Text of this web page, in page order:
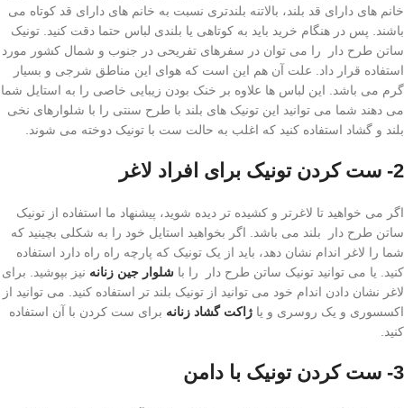
خانم های دارای قد بلند، بالاتنه بلندتری نسبت به خانم های دارای قد کوتاه می
باشند. پس در هنگام خرید باید به کوتاهی یا بلندی لباس حتما دقت کنید. تونیک
ساتن طرح دار را می توان در سفرهای تفریحی در جنوب و شمال کشور مورد
استفاده قرار داد. علت آن هم این است که هوای این مناطق شرجی و بسیار
گرم می باشد. این لباس ها علاوه بر خنک بودن زیبایی خاصی را به استایل شما
می دهند شما می توانید این تونیک های بلند با طرح سنتی را با شلوارهای نخی
بلند و گشاد استفاده کنید که اغلب به حالت ست با تونیک دوخته می شوند.
2- ست کردن تونیک برای افراد لاغر
اگر می خواهید تا لاغرتر و کشیده تر دیده شوید، پیشنهاد ما استفاده از تونیک
ساتن طرح دار بلند می باشد. اگر بخواهید استایل خود را به شکلی بچینید که
شما را لاغر اندام نشان دهد، باید از یک تونیک که پارچه راه راه دارد استفاده
کنید. یا می توانید تونیک ساتن طرح دار را با شلوار جین زنانه نیز بپوشید. برای
لاغر نشان دادن اندام خود می توانید از تونیک بلند تر استفاده کنید. می توانید از
اکسسوری و یک روسری و یا ژاکت گشاد زنانه برای ست کردن با آن استفاده
کنید.
3- ست کردن تونیک با دامن